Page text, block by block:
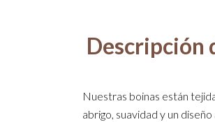
Descripción
Nuestras boinas están
abrigo, suavidad y un